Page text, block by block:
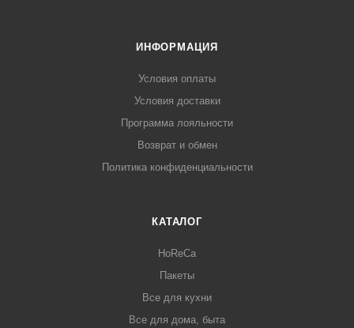
ИНФОРМАЦИЯ
Условия оплаты
Условия доставки
Программа лояльности
Возврат и обмен
Политика конфиденциальности
КАТАЛОГ
HoReCa
Пакеты
Все для кухни
Все для дома, быта